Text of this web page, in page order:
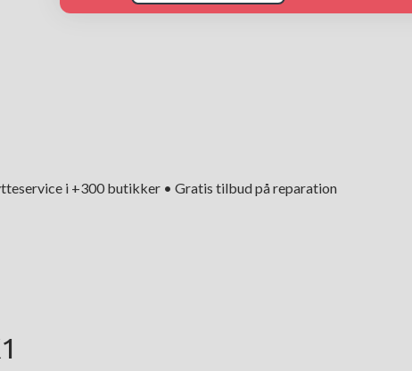
i +300 butikker • Gratis tilbud på reparation